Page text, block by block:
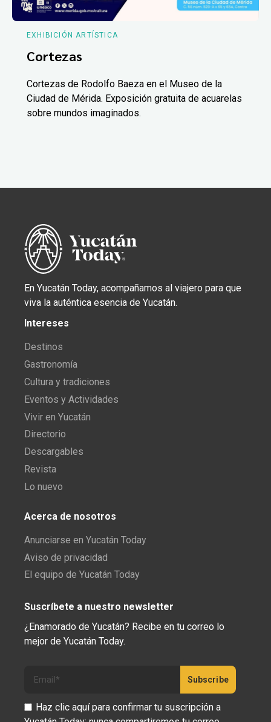
EXHIBICIÓN ARTÍSTICA
Cortezas
Cortezas de Rodolfo Baeza en el Museo de la
Ciudad de Mérida. Exposición gratuita de acuarelas
sobre mundos imaginados.
En Yucatán Today, acompañamos al viajero para que
viva la auténtica esencia de Yucatán.
Intereses
Destinos
Gastronomía
Cultura y tradiciones
Eventos y Actividades
Vivir en Yucatán
Directorio
Descargables
Revista
Lo nuevo
Acerca de nosotros
Anunciarse en Yucatán Today
Aviso de privacidad
El equipo de Yucatán Today
Suscríbete a nuestro newsletter
¿Enamorado de Yucatán? Recibe en tu correo lo
mejor de Yucatán Today.
Haz clic aquí para confirmar tu suscripción a